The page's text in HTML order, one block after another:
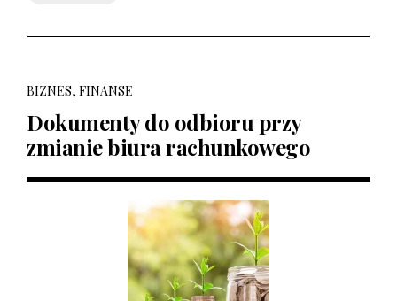
BIZNES, FINANSE
Dokumenty do odbioru przy
zmianie biura rachunkowego